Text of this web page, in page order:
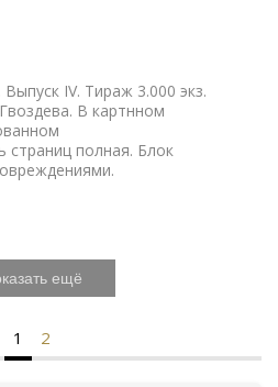
IV. Тираж 3.000 экз.
В картнном
страниц полная. Блок
ещё
1 2